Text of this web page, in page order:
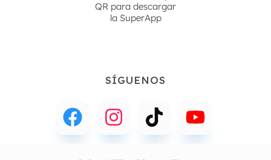
QR para descargar
la SuperApp
SÍGUENOS